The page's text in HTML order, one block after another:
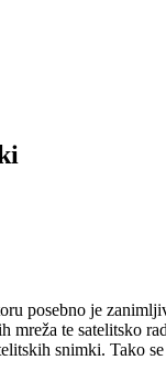
posebno je
mreža te satelitsko
snimki. Tako